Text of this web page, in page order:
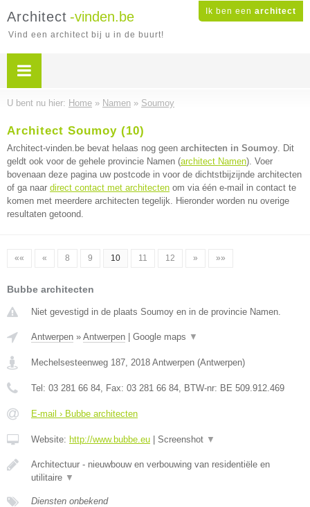
Ik ben een architect
Architect -vinden.be
Vind een architect bij u in de buurt!
U bent nu hier: Home » Namen » Soumoy
Architect Soumoy (10)
Architect-vinden.be bevat helaas nog geen architecten in Soumoy. Dit
geldt ook voor de gehele provincie Namen (architect Namen). Voer
bovenaan deze pagina uw postcode in voor de dichtstbijzijnde architecten
of ga naar direct contact met architecten om via één e-mail in contact te
komen met meerdere architecten tegelijk. Hieronder worden nu overige
resultaten getoond.
«« « 8 9 10 11 12 » »»
Bubbe architecten
Niet gevestigd in de plaats Soumoy en in de provincie Namen.
Antwerpen » Antwerpen Google maps ▼
Mechelsesteenweg 187, 2018 Antwerpen (Antwerpen)
Tel: 03 281 66 84, Fax: 03 281 66 84, BTW-nr: BE 509.912.469
E-mail › Bubbe architecten
Website: http://www.bubbe.eu Screenshot ▼
Architectuur - nieuwbouw en verbouwing van residentiële en
utilitaire ▼
Diensten onbekend